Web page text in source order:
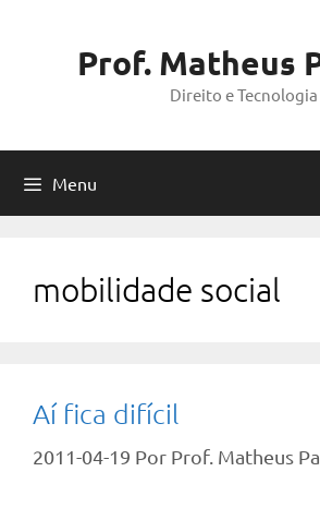
Prof. Matheus
Direito e Tecnologia
Menu
mobilidade social
Aí fica difícil
2011-04-19 Por Prof. Matheus